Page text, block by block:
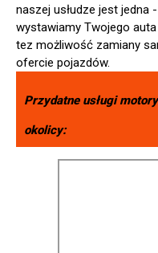
naszej usłudze jest jedna
wystawiamy Twojego
tez możliwość zamiany
ofercie pojazdów.
Przydatne usługi
okolicy: